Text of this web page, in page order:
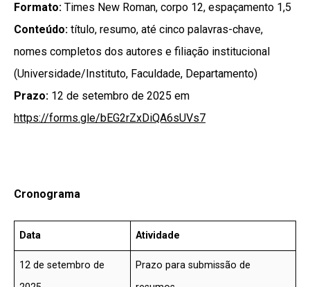
Formato: Times New Roman, corpo 12, espaçamento 1,5
Conteúdo: título, resumo, até cinco palavras-chave,
nomes completos dos autores e filiação institucional
(Universidade/Instituto, Faculdade, Departamento)
Prazo: 12 de setembro de 2025 em
https://forms.gle/bEG2rZxDiQA6sUVs7
Cronograma
Data Atividade
12 de setembro de
Prazo para submissão de